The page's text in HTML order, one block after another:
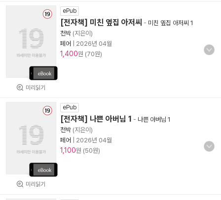
미리읽기
ePub
[전자책] 미친 옆집 아저씨 - 미친 옆집 아저씨 1
천박 (지은이)
페어
2026년 04월
1,400원 (70원)
미리읽기
ePub
[전자책] 나쁜 아버님 1 - 나쁜 아버님 1
천박 (지은이)
페어
2026년 04월
1,100원 (50원)